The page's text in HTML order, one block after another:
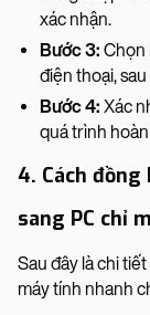
xác nhận.
Bước 3: Chọn
điện thoại,
Bước 4: Xác
quá trình
4. Cách
sang PC chỉ
Sau đây là chi
máy tính nhanh